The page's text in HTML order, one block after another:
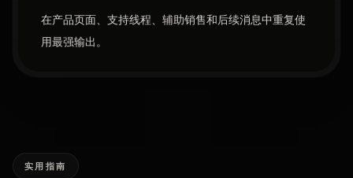
在产品页面、支持线程、辅助销售和后续消息中重复使
用最强输出。
实用指南